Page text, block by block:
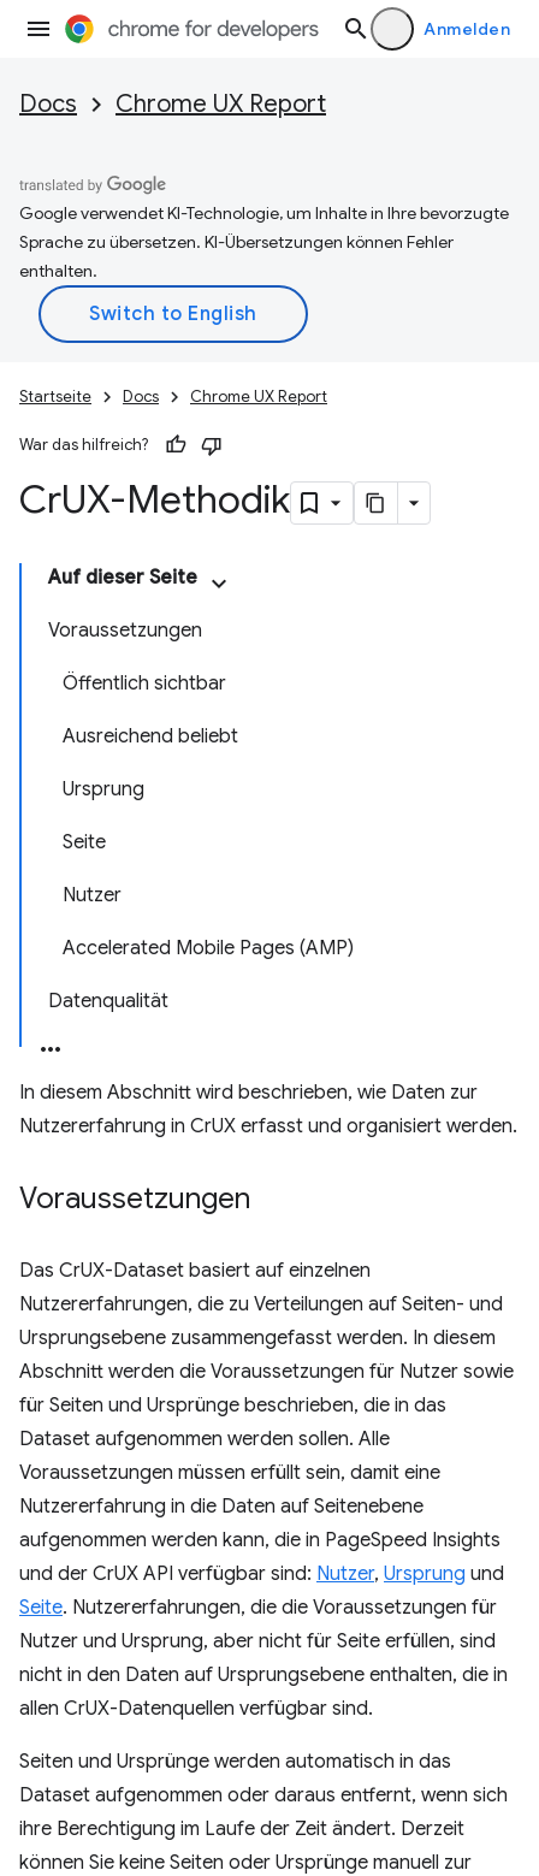
Anmelden
Docs Chrome UX Report
Google verwendet KI-Technologie, um Inhalte in Ihre bevorzugte
Sprache zu übersetzen. KI-Übersetzungen können Fehler
enthalten.
Startseite Docs Chrome UX Report
War das hilfreich?
CrUX-Methodik
Auf dieser Seite
Voraussetzungen
Öffentlich sichtbar
Ausreichend beliebt
Ursprung
Seite
Nutzer
Accelerated Mobile Pages (AMP)
Datenqualität
In diesem Abschnitt wird beschrieben, wie Daten zur
Nutzererfahrung in CrUX erfasst und organisiert werden.
Voraussetzungen
Das CrUX-Dataset basiert auf einzelnen
Nutzererfahrungen, die zu Verteilungen auf Seiten- und
Ursprungsebene zusammengefasst werden. In diesem
Abschnitt werden die Voraussetzungen für Nutzer sowie
für Seiten und Ursprünge beschrieben, die in das
Dataset aufgenommen werden sollen. Alle
Voraussetzungen müssen erfüllt sein, damit eine
Nutzererfahrung in die Daten auf Seitenebene
aufgenommen werden kann, die in PageSpeed Insights
und der CrUX API verfügbar sind: Nutzer, Ursprung und
Seite. Nutzererfahrungen, die die Voraussetzungen für
Nutzer und Ursprung, aber nicht für Seite erfüllen, sind
nicht in den Daten auf Ursprungsebene enthalten, die in
allen CrUX-Datenquellen verfügbar sind.
Seiten und Ursprünge werden automatisch in das
Dataset aufgenommen oder daraus entfernt, wenn sich
ihre Berechtigung im Laufe der Zeit ändert. Derzeit
können Sie keine Seiten oder Ursprünge manuell zur